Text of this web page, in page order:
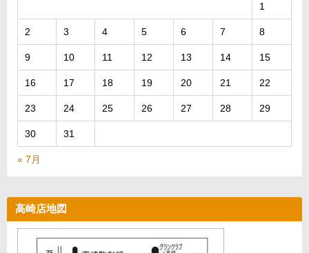
1
2 3 4 5 6 7 8
9 10 11 12 13 14 15
16 17 18 19 20 21 22
23 24 25 26 27 28 29
30 31
« 7月
高崎店地図